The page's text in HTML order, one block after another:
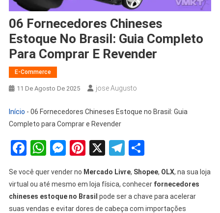
06 Fornecedores Chineses
Estoque No Brasil: Guia Completo
Para Comprar E Revender
E-Commerce
11 De Agosto De 2025 Jose Augusto
Início - 06 Fornecedores Chineses Estoque no Brasil: Guia
Completo para Comprar e Revender
Facebook
WhatsApp
Messenger
Pinterest
X Telegram
Share
Se você quer vender no Mercado Livre, Shopee, OLX, na sua loja
virtual ou até mesmo em loja física, conhecer fornecedores
chineses estoque no Brasil pode ser a chave para acelerar
suas vendas e evitar dores de cabeça com importações